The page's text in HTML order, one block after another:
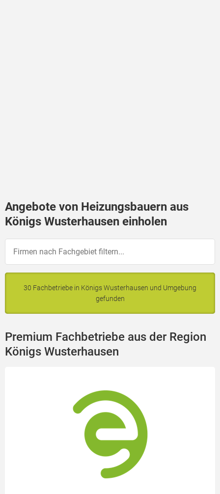
Angebote von Heizungsbauern aus
Königs Wusterhausen einholen
30 Fachbetriebe in Königs Wusterhausen und Umgebung
gefunden
Premium Fachbetriebe aus der Region
Königs Wusterhausen